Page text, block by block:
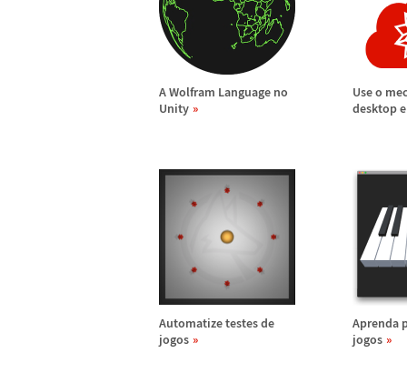
A Wolfram Language no
Unity
Use o
desktop
Automatize testes de
jogos
Aprenda
jogos